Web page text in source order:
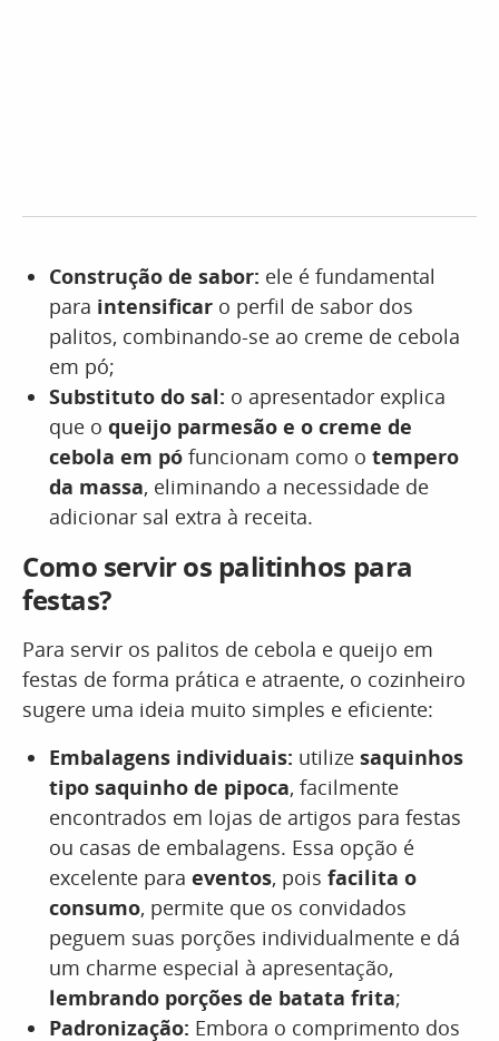
Construção de sabor: ele é fundamental
para intensificar o perfil de sabor dos
palitos, combinando-se ao creme de cebola
em pó;
Substituto do sal: o apresentador explica
que o queijo parmesão e o creme de
cebola em pó funcionam como o tempero
da massa, eliminando a necessidade de
adicionar sal extra à receita.
Como servir os palitinhos para
festas?
Para servir os palitos de cebola e queijo em
festas de forma prática e atraente, o cozinheiro
sugere uma ideia muito simples e eficiente:
Embalagens individuais: utilize saquinhos
tipo saquinho de pipoca, facilmente
encontrados em lojas de artigos para festas
ou casas de embalagens. Essa opção é
excelente para eventos, pois facilita o
consumo, permite que os convidados
peguem suas porções individualmente e dá
um charme especial à apresentação,
lembrando porções de batata frita;
Padronização: Embora o comprimento dos